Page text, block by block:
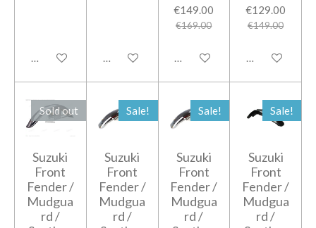
Add to cart Notify me when available
€149.00
€169.00
Notify me when available
€129.00
€149.00
Notify me
Sold out
Suzuki
Front
Fender /
Mudgua
rd /
Sale!
Suzuki
Front
Fender /
Mudgua
rd /
Sale!
Suzuki
Front
Fender /
Mudgua
rd /
Sale!
Suzuki
Front
Fender /
Mudgua
rd /